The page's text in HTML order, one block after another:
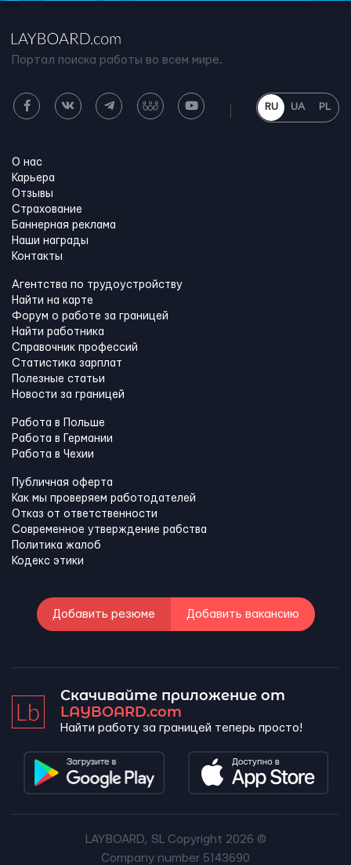
Портал поиска работы во всем мире.
RU UA PL
О нас
Карьера
Отзывы
Страхование
Баннерная реклама
Наши награды
Контакты
Агентства по трудоустройству
Найти на карте
Форум о работе за границей
Найти работника
Справочник профессий
Статистика зарплат
Полезные статьи
Новости за границей
Работа в Польше
Работа в Германии
Работа в Чехии
Публичная оферта
Как мы проверяем работодателей
Отказ от ответственности
Современное утверждение рабства
Политика жалоб
Кодекс этики
Добавить резюме Добавить вакансию
Скачивайте приложение от
LAYBOARD.com
Найти работу за границей теперь просто!
LAYBOARD, SL Copyright 2026 ©
Company number 5143690